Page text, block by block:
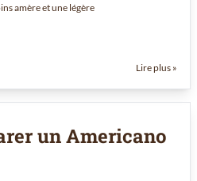
amère et une légère
Lire plus »
un Americano